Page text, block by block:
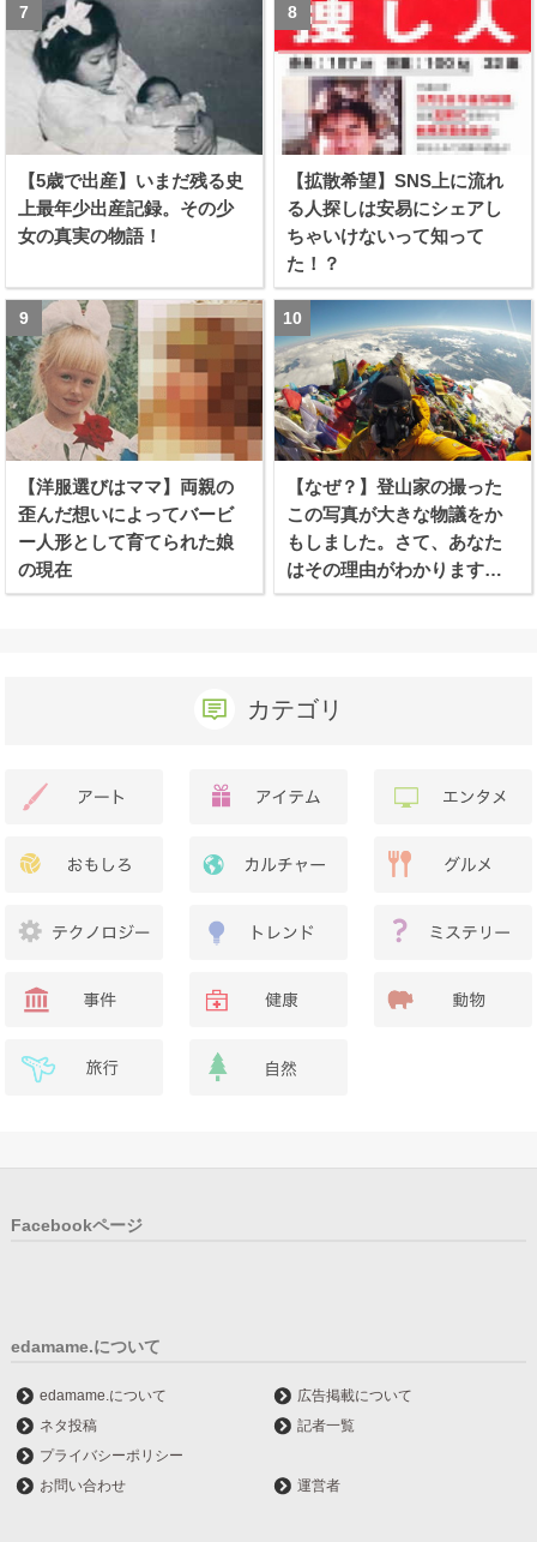
【5歳で出産】いまだ残る史
上最年少出産記録。その少
女の真実の物語！
【拡散希望】SNS上に流れ
る人探しは安易にシェアし
ちゃいけないって知って
た！？
【洋服選びはママ】両親の
歪んだ想いによってバービ
ー人形として育てられた娘
の現在
【なぜ？】登山家の撮った
この写真が大きな物議をか
もしました。さて、あなた
はその理由がわかります
か？
カテゴリ
Facebookページ
edamame.について
edamame.について
広告掲載について
ネタ投稿
記者一覧
プライバシーポリシー
お問い合わせ
運営者